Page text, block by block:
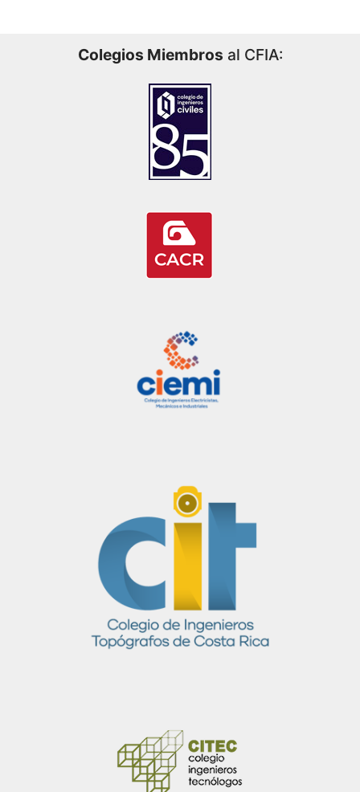
Colegios Miembros al CFIA: